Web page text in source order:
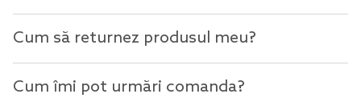
Cum să returnez produsul meu?
Cum îmi pot urmări comanda?